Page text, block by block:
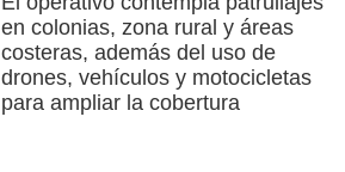
en colonias, zona rural y áreas
costeras, además del uso de
drones, vehículos y motocicletas
para ampliar la cobertura